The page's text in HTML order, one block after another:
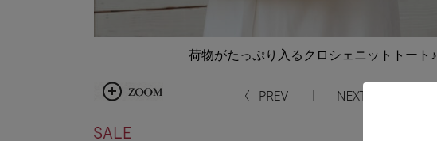
荷物がたっぷり入るクロシェニットトート♪